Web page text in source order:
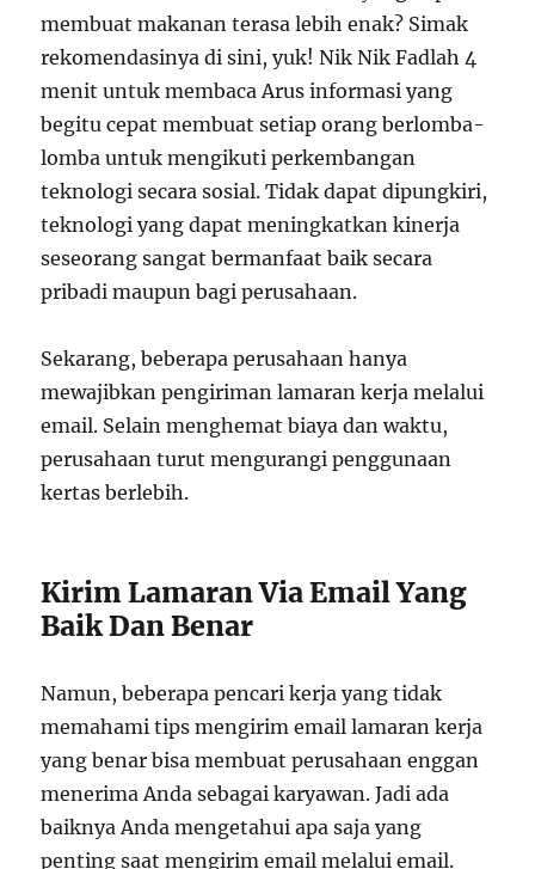
membuat makanan terasa lebih enak? Simak
rekomendasinya di sini, yuk! Nik Nik Fadlah 4
menit untuk membaca Arus informasi yang
begitu cepat membuat setiap orang berlomba-
lomba untuk mengikuti perkembangan
teknologi secara sosial. Tidak dapat dipungkiri,
teknologi yang dapat meningkatkan kinerja
seseorang sangat bermanfaat baik secara
pribadi maupun bagi perusahaan.
Sekarang, beberapa perusahaan hanya
mewajibkan pengiriman lamaran kerja melalui
email. Selain menghemat biaya dan waktu,
perusahaan turut mengurangi penggunaan
kertas berlebih.
Kirim Lamaran Via Email Yang
Baik Dan Benar
Namun, beberapa pencari kerja yang tidak
memahami tips mengirim email lamaran kerja
yang benar bisa membuat perusahaan enggan
menerima Anda sebagai karyawan. Jadi ada
baiknya Anda mengetahui apa saja yang
penting saat mengirim email melalui email.